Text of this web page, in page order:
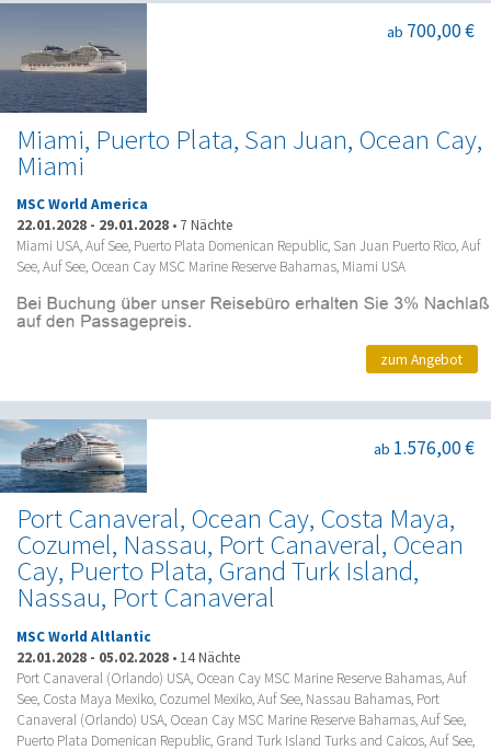
Miami, Puerto Plata, San Juan, Ocean Cay,
Miami
ab 700,00 €
MSC World America
22.01.2028 - 29.01.2028 • 7 Nächte
Miami USA, Auf See, Puerto Plata Domenican Republic, San Juan Puerto Rico, Auf
See, Auf See, Ocean Cay MSC Marine Reserve Bahamas, Miami USA
zum Angebot
Port Canaveral, Ocean Cay, Costa Maya,
Cozumel, Nassau, Port Canaveral, Ocean
Cay, Puerto Plata, Grand Turk Island,
Nassau, Port Canaveral
ab 1.576,00 €
MSC World Altlantic
22.01.2028 - 05.02.2028 • 14 Nächte
Port Canaveral (Orlando) USA, Ocean Cay MSC Marine Reserve Bahamas, Auf
See, Costa Maya Mexiko, Cozumel Mexiko, Auf See, Nassau Bahamas, Port
Canaveral (Orlando) USA, Ocean Cay MSC Marine Reserve Bahamas, Auf See,
Puerto Plata Domenican Republic, Grand Turk Island Turks and Caicos, Auf See,